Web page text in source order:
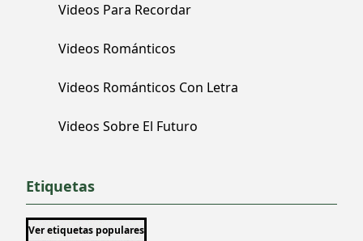
Videos Para Recordar
Videos Románticos
Videos Románticos Con Letra
Videos Sobre El Futuro
Etiquetas
Ver etiquetas populares